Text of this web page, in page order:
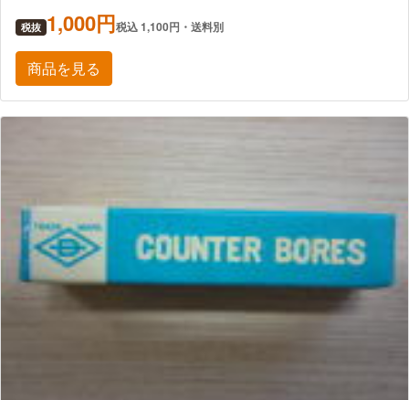
税抜 1,000円税込 1,100円・送料別
商品を見る